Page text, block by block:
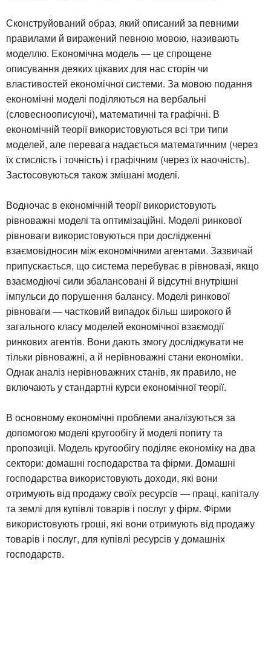
Сконструйований образ, який описаний за певними
правилами й виражений певною мовою, називають
моделлю. Економічна модель — це спрощене
описування деяких цікавих для нас сторін чи
властивостей економічної системи. За мовою подання
економічні моделі поділяються на вербальні
(словесноописуючі), математичні та графічні. В
економічній теорії використовуються всі три типи
моделей, але перевага надається математичним (через
їх стислість і точність) і графічним (через їх наочність).
Застосовуються також змішані моделі.
Водночас в економічній теорії використовують
рівноважні моделі та оптимізаційні. Моделі ринкової
рівноваги використовуються при дослідженні
взаємовідносин між економічними агентами. Зазвичай
припускається, що система перебуває в рівновазі, якщо
взаємодіючі сили збалансовані й відсутні внутрішні
імпульси до порушення балансу. Моделі ринкової
рівноваги — частковий випадок більш широкого й
загального класу моделей економічної взаємодії
ринкових агентів. Вони дають змогу досліджувати не
тільки рівноважні, а й нерівноважні стани економіки.
Однак аналіз нерівноважних станів, як правило, не
включають у стандартні курси економічної теорії.
В основному економічні проблеми аналізуються за
допомогою моделі кругообігу й моделі попиту та
пропозиції. Модель кругообігу поділяє економіку на два
сектори: домашні господарства та фірми. Домашні
господарства використовують доходи, які вони
отримують від продажу своїх ресурсів — праці, капіталу
та землі для купівлі товарів і послуг у фірм. Фірми
використовують гроші, які вони отримують від продажу
товарів і послуг, для купівлі ресурсів у домашніх
господарств.